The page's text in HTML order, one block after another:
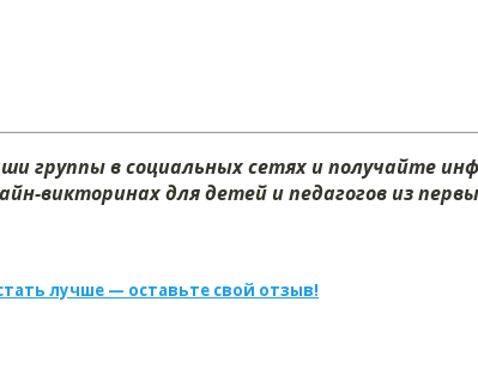
группы в социальных сетях и получайте
викторинах для детей и педагогов из
лучше — оставьте свой отзыв!